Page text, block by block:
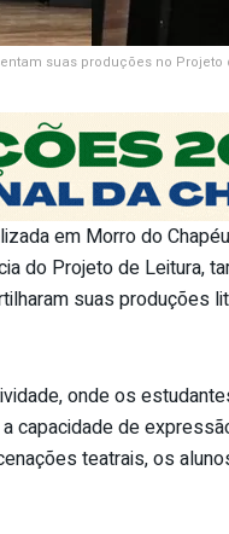
suas produções no Projeto
em Morro do
do Projeto de Leitura,
suas produções
onde os
capacidade de
teatrais, os